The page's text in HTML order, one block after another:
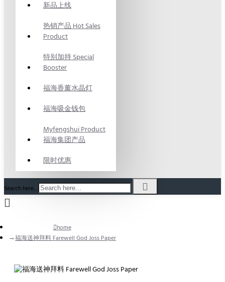
新品上线
热销产品 Hot Sales
Product
特别加持 Special
Booster
福海香薰水晶灯
福海吸金钱包
Myfengshui Product
福海集团产品
限时优惠
Search here...
home
福海送神拜料 Farewell God Joss Paper